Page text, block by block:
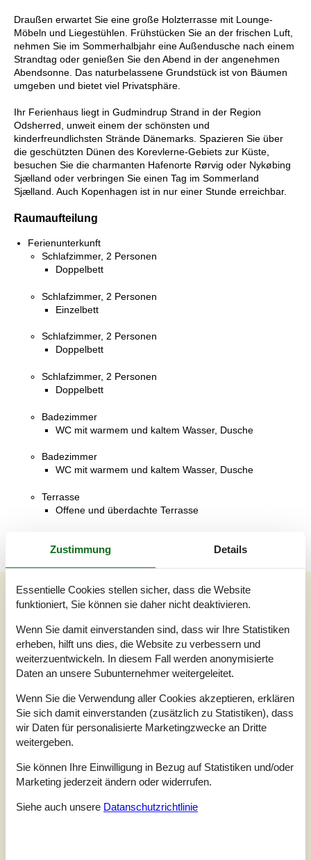
Draußen erwartet Sie eine große Holzterrasse mit Lounge-
Möbeln und Liegestühlen. Frühstücken Sie an der frischen Luft,
nehmen Sie im Sommerhalbjahr eine Außendusche nach einem
Strandtag oder genießen Sie den Abend in der angenehmen
Abendsonne. Das naturbelassene Grundstück ist von Bäumen
umgeben und bietet viel Privatsphäre.
Ihr Ferienhaus liegt in Gudmindrup Strand in der Region
Odsherred, unweit einem der schönsten und
kinderfreundlichsten Strände Dänemarks. Spazieren Sie über
die geschützten Dünen des Korevlerne-Gebiets zur Küste,
besuchen Sie die charmanten Hafenorte Rørvig oder Nykøbing
Sjælland oder verbringen Sie einen Tag im Sommerland
Sjælland. Auch Kopenhagen ist in nur einer Stunde erreichbar.
Raumaufteilung
Ferienunterkunft
Schlafzimmer, 2 Personen
Doppelbett
Schlafzimmer, 2 Personen
Einzelbett
Schlafzimmer, 2 Personen
Doppelbett
Schlafzimmer, 2 Personen
Doppelbett
Badezimmer
WC mit warmem und kaltem Wasser, Dusche
Badezimmer
WC mit warmem und kaltem Wasser, Dusche
Terrasse
Offene und überdachte Terrasse
Unsere Gästebewertungen
5,0 Bezogen auf1Bewertung
Bewertung ist vom 03.01.2026
5
4
3
2
Kommentare
1 Bewertung hat einen Kommentar in einer anderen Sprache.
Zustimmung Details
Essentielle Cookies stellen sicher, dass die Website
funktioniert, Sie können sie daher nicht deaktivieren.
Wenn Sie damit einverstanden sind, dass wir Ihre Statistiken
erheben, hilft uns dies, die Website zu verbessern und
weiterzuentwickeln. In diesem Fall werden anonymisierte
Daten an unsere Subunternehmer weitergeleitet.
Wenn Sie die Verwendung aller Cookies akzeptieren, erklären
Sie sich damit einverstanden (zusätzlich zu Statistiken), dass
wir Daten für personalisierte Marketingzwecke an Dritte
weitergeben.
Sie können Ihre Einwilligung in Bezug auf Statistiken und/oder
Marketing jederzeit ändern oder widerrufen.
Siehe auch unsere Datanschutzrichtlinie